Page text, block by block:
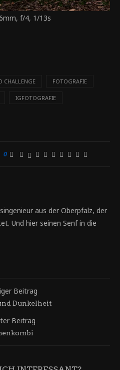
f/4, 1/13s
CHALLENGE FOTOGRAFIE
IGFOTOGRAFIE
0
aus der Oberpfalz, der
Und hier seinen Senf in die
Beitrag
Dunkelheit
Beitrag